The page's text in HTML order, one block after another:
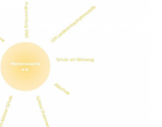
& Sprachschätze
im KiKoMo
„Iss dich klug“
und Outdoorkochen